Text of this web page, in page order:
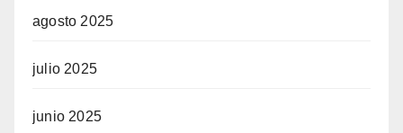
agosto 2025
julio 2025
junio 2025